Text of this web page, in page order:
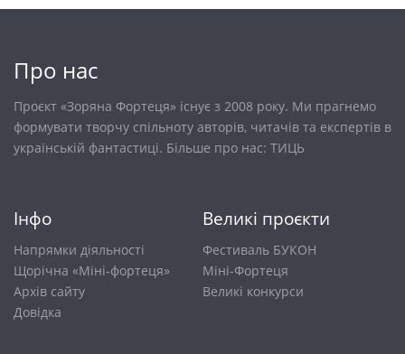
Про нас
Проєкт «Зоряна Фортеця» існує з 2008 року. Ми прагнемо
формувати творчу спільноту авторів, читачів та експертів в
українській фантастиці. Більше про нас: ТИЦЬ
Інфо
Напрямки діяльності
Щорічна «Міні-фортеця»
Архів сайту
Довiдка
Великі проєкти
Фестиваль БУКОН
Міні-Фортеця
Великі конкурси